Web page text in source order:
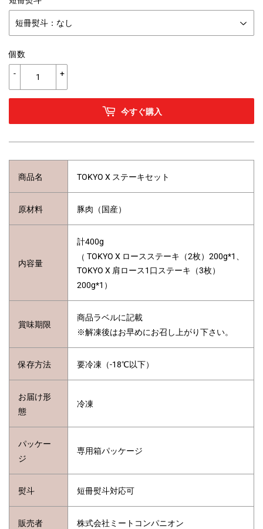
個数
+
-
今すぐ購入
商品名 TOKYO X ステーキセット
原材料 豚肉（国産）
内容量
計400g
（ TOKYO X ロースステーキ（2枚）200g*1、
TOKYO X 肩ロース1口ステーキ（3枚）
200g*1）
賞味期限
商品ラベルに記載
※解凍後はお早めにお召し上がり下さい。
保存方法 要冷凍（-18℃以下）
お届け形
態
冷凍
パッケー
ジ
専用箱パッケージ
熨斗 短冊熨斗対応可
販売者 株式会社ミートコンパニオン